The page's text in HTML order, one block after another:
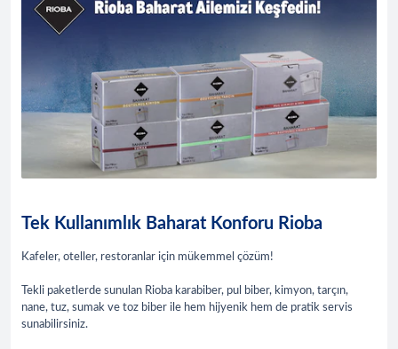
Tek Kullanımlık Baharat Konforu Rioba
Kafeler, oteller, restoranlar için mükemmel çözüm!
Tekli paketlerde sunulan Rioba karabiber, pul biber, kimyon, tarçın,
nane, tuz, sumak ve toz biber ile hem hijyenik hem de pratik servis
sunabilirsiniz.